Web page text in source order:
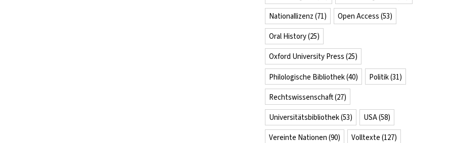
Nationallizenz (71) Open Access (53)
Oral History(25)
Oxford University Press (25)
Philologische Bibliothek(40) Politik(31)
Rechtswissenschaft(27)
Universitätsbibliothek(53) USA(58)
Vereinte Nationen (90) Volltexte (127)